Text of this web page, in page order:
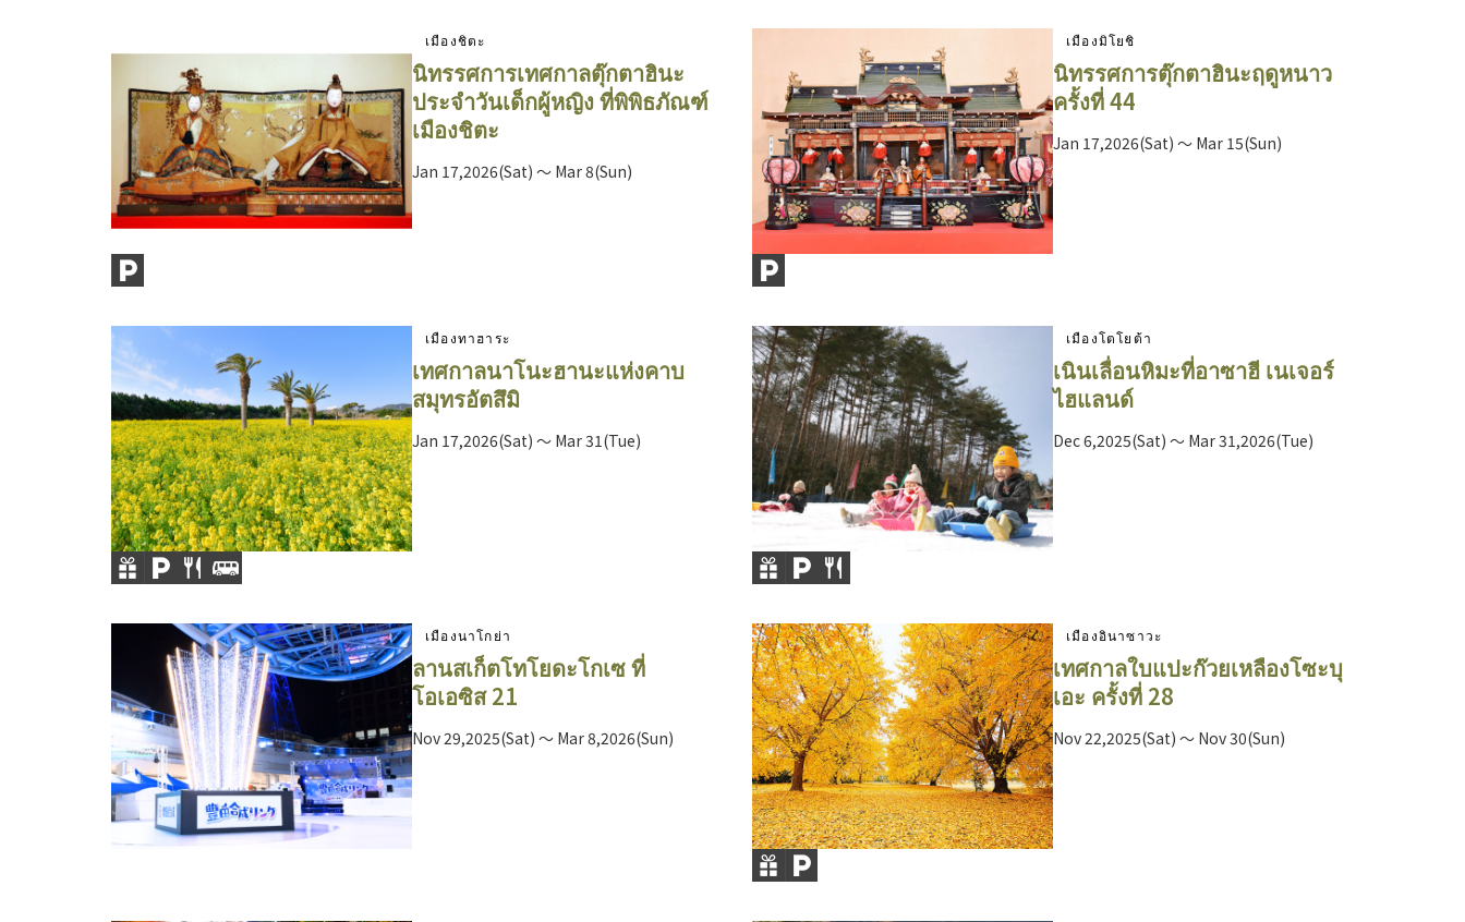
เมืองชิตะ
นิทรรศการเทศกาลตุ๊กตาฮินะ
ประจำวันเด็กผู้หญิง ที่พิพิธภัณฑ์
เมืองชิตะ
Jan 17,2026(Sat) ～ Mar 8(Sun)
เมืองมิโยชิ
นิทรรศการตุ๊กตาฮินะฤดูหนาว
ครั้งที่ 44
Jan 17,2026(Sat) ～ Mar 15(Sun)
เมืองทาฮาระ
เทศกาลนาโนะฮานะแห่งคาบ
สมุทรอัตสึมิ
Jan 17,2026(Sat) ～ Mar 31(Tue)
เมืองโตโยต้า
เนินเลื่อนหิมะที่อาซาฮี เนเจอร์
ไฮแลนด์
Dec 6,2025(Sat) ～ Mar 31,2026(Tue)
เมืองนาโกย่า
ลานสเก็ตโทโยดะโกเซ ที่
โอเอซิส 21
Nov 29,2025(Sat) ～ Mar 8,2026(Sun)
เมืองอินาซาวะ
เทศกาลใบแปะก๊วยเหลืองโซะบุ
เอะ ครั้งที่ 28
Nov 22,2025(Sat) ～ Nov 30(Sun)